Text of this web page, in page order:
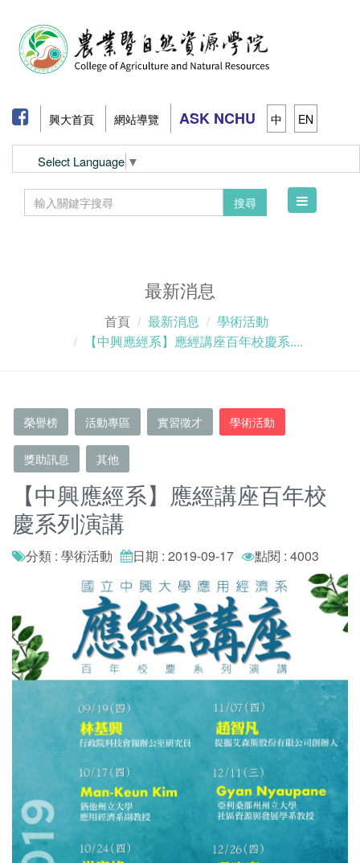
興大首頁 網站導覽 ASK NCHU 中 EN
Select Language ▼
搜尋
Toggle
最新消息
首頁 最新消息
學術活動
【中興應經系】應經講座百年校慶系....
榮譽榜 活動專區 實習徵才 學術活動
獎助訊息 其他
【中興應經系】應經講座百年校
慶系列演講
分類 : 學術活動 日期 : 2019-09-17 點閱 : 4003